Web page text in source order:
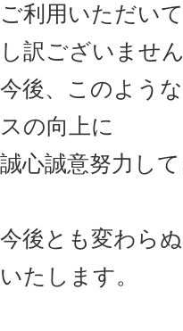
ご利用いただい
し訳ございません
今後、このよう
スの向上に
誠心誠意努力して
今後とも変わら
いたします。